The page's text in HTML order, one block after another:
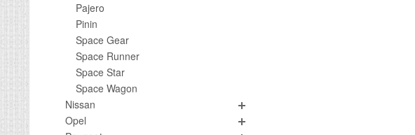
Pajero
Pinin
Space Gear
Space Runner
Space Star
Space Wagon
Nissan
Opel